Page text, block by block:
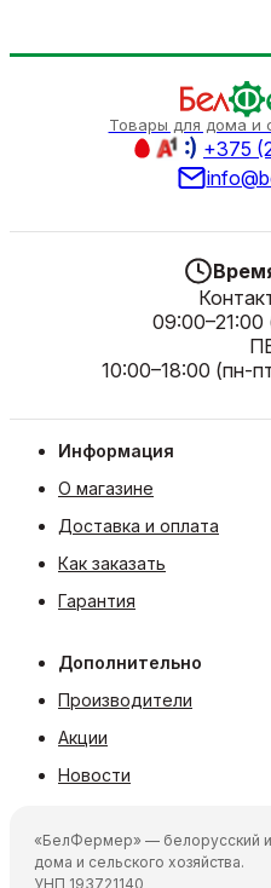
Товары для дома и
+375
10:00–18:00 (пн-
Информация
О магазине
Доставка и оплата
Как заказать
Гарантия
Дополнительно
Производители
Акции
Новости
«БелФермер» — белорусский
дома и сельского хозяйства.
УНП 193721140